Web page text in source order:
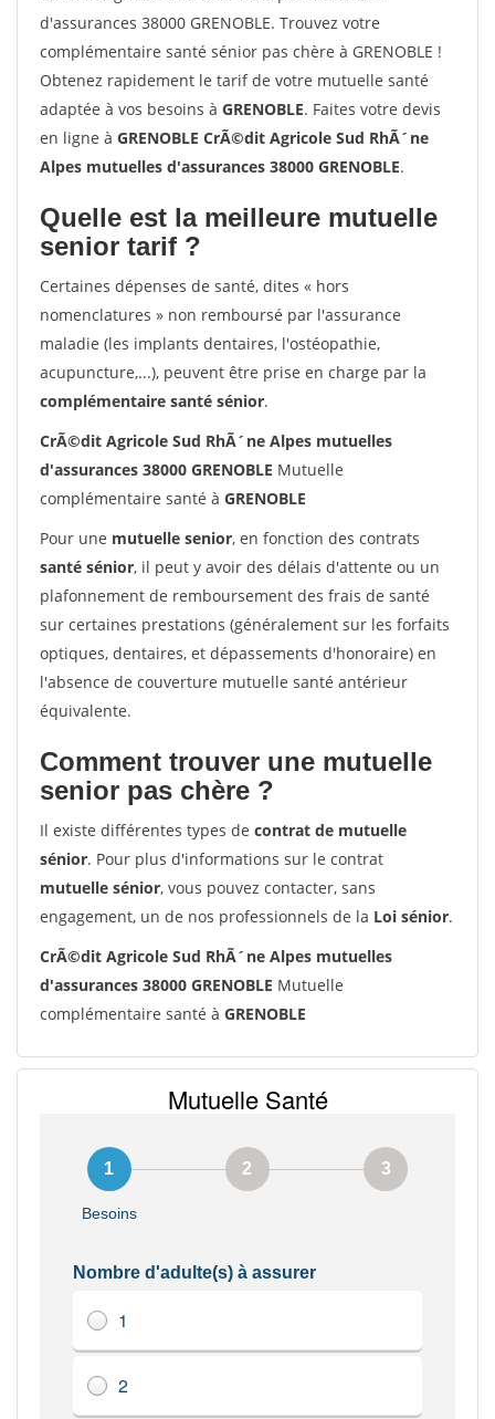
d'assurances 38000 GRENOBLE. Trouvez votre
complémentaire santé sénior pas chère à GRENOBLE !
Obtenez rapidement le tarif de votre mutuelle santé
adaptée à vos besoins à GRENOBLE. Faites votre devis
en ligne à GRENOBLE CrÃ©dit Agricole Sud RhÃ´ne
Alpes mutuelles d'assurances 38000 GRENOBLE.
Quelle est la meilleure mutuelle
senior tarif ?
Certaines dépenses de santé, dites « hors
nomenclatures » non remboursé par l'assurance
maladie (les implants dentaires, l'ostéopathie,
acupuncture,...), peuvent être prise en charge par la
complémentaire santé sénior.
CrÃ©dit Agricole Sud RhÃ´ne Alpes mutuelles
d'assurances 38000 GRENOBLE Mutuelle
complémentaire santé à GRENOBLE
Pour une mutuelle senior, en fonction des contrats
santé sénior, il peut y avoir des délais d'attente ou un
plafonnement de remboursement des frais de santé
sur certaines prestations (généralement sur les forfaits
optiques, dentaires, et dépassements d'honoraire) en
l'absence de couverture mutuelle santé antérieur
équivalente.
Comment trouver une mutuelle
senior pas chère ?
Il existe différentes types de contrat de mutuelle
sénior. Pour plus d'informations sur le contrat
mutuelle sénior, vous pouvez contacter, sans
engagement, un de nos professionnels de la Loi sénior.
CrÃ©dit Agricole Sud RhÃ´ne Alpes mutuelles
d'assurances 38000 GRENOBLE Mutuelle
complémentaire santé à GRENOBLE